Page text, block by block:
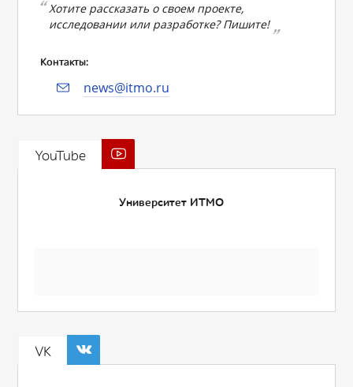
Хотите рассказать о своем проекте,
исследовании или разработке? Пишите!
Контакты:
news@itmo.ru
YouTube
Университет ИТМО
VK